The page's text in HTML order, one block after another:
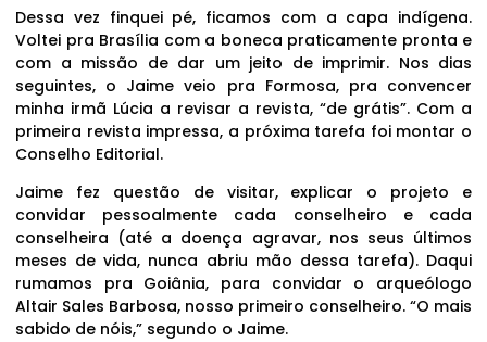
Dessa vez finquei pé, ficamos com a capa indígena.
Voltei pra Brasília com a boneca praticamente pronta e
com a missão de dar um jeito de imprimir. Nos dias
seguintes, o Jaime veio pra Formosa, pra convencer
minha irmã Lúcia a revisar a revista, “de grátis”. Com a
primeira revista impressa, a próxima tarefa foi montar o
Conselho Editorial.
Jaime fez questão de visitar, explicar o projeto e
convidar pessoalmente cada conselheiro e cada
conselheira (até a doença agravar, nos seus últimos
meses de vida, nunca abriu mão dessa tarefa). Daqui
rumamos pra Goiânia, para convidar o arqueólogo
Altair Sales Barbosa, nosso primeiro conselheiro. “O mais
sabido de nóis,” segundo o Jaime.